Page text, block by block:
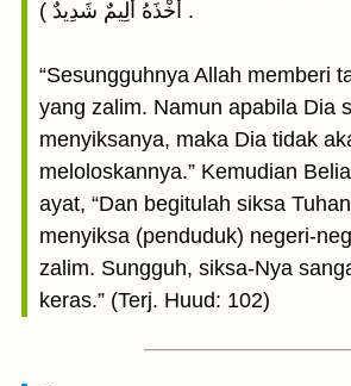
أَخْذَهُ أَلِيمٌ شَدِيدٌ ) .
“Sesungguhnya Allah memberi
yang zalim. Namun apabila Dia
menyiksanya, maka Dia tidak
meloloskannya.” Kemudian
ayat, “Dan begitulah siksa
menyiksa (penduduk) negeri-
zalim. Sungguh, siksa-Nya
keras.” (Terj. Huud: 102)